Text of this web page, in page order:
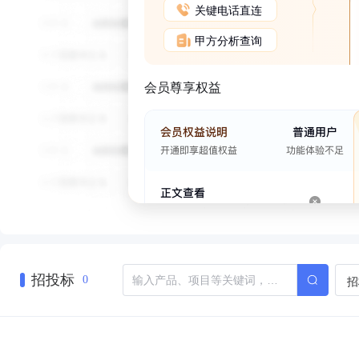
关键电话直连
甲方分析查询
会员尊享权益
招投标 0